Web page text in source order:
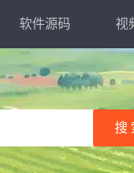
软件源码 视